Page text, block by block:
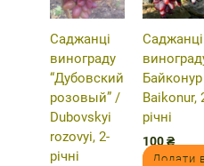
Саджанці
винограду
“Дубовский
розовый” /
Dubovskyi
rozovyi, 2-
річні
Саджанці
Baikonur,
річні
100₴
Додати